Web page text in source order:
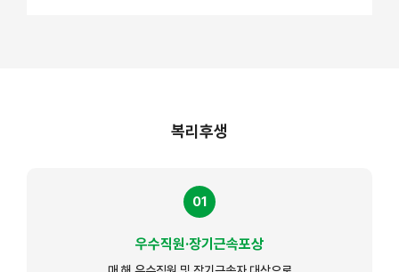
복리후생
01
우수직원·장기근속포상